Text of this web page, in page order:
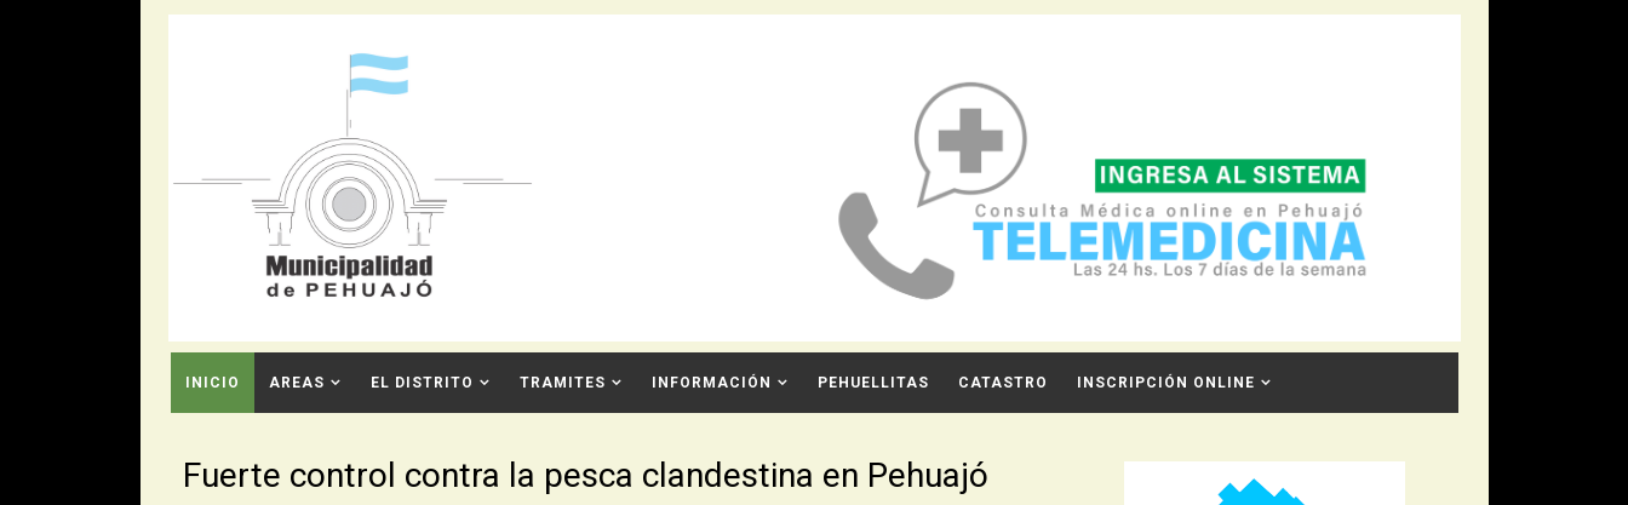
INICIO AREAS EL DISTRITO TRAMITES INFORMACIÓN PEHUELLITAS CATASTRO INSCRIPCIÓN ONLINE
Fuerte control contra la pesca clandestina en Pehuajó